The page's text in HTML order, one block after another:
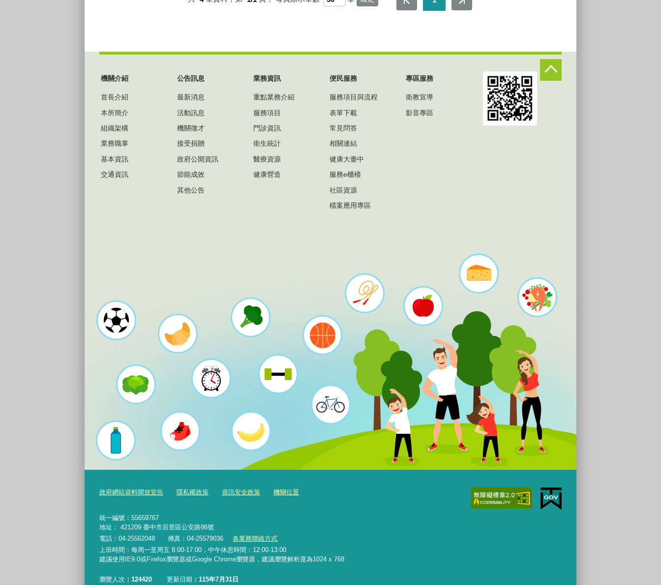
機關介紹
首長介紹
本所簡介
組織架構
業務職掌
基本資訊
交通資訊
公告訊息
最新消息
活動訊息
機關徵才
接受捐贈
政府公開資訊
節能成效
其他公告
業務資訊
重點業務介紹
服務項目
門診資訊
衛生統計
醫療資源
健康營造
便民服務
服務項目與流程
表單下載
常見問答
相關連結
健康大臺中
服務e櫃檯
社區資源
檔案應用專區
專區服務
衛教宣導
影音專區
政府網站資料開放宣告 隱私權政策 資訊安全政策 機關位置
統一編號：55659767
地址： 421209 臺中市后里區公安路86號
電話：04-25562048 傳真：04-25579036
各業務聯絡方式
上班時間：每周一至周五 8:00-17:00，中午休息時間：12:00-13:00
建議使用IE9.0或Firefox瀏覽器或Google Chrome瀏覽器，建議瀏覽解析度為1024 x 768
瀏覽人次 124420 更新日期 115年7月31日